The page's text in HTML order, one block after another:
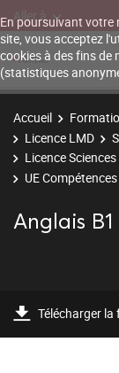
En poursuivant votre
site, vous acceptez
cookies à des fins de
(statistiques
Aller à
Accueil
Licence LMD
Licence
UE
Anglais B1
Télécharger